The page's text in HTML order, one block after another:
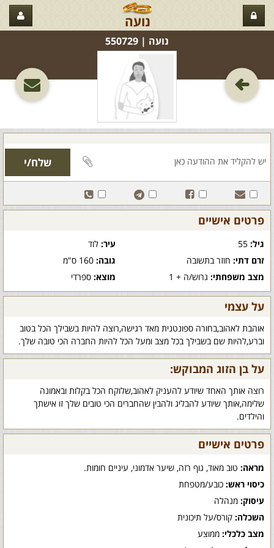
נועה
נועה‏ | 550729
פרטים אישיים
גיל: עיר:לוד
זרם דתי: חוזר בתשובה גובה:160 ס"מ
מצב משפחתי: גרוש/ה + 1 מוצא:ספרדי
על עצמי
אוהבת לאהוב,בחורה ספונטנית מאד רגישה,רוצה להיות בשבילך הכל בטוב
וברע,להיות שם בשבילך בכל מצב ומעל הכל להיות החברה הכי טובה שלך.
על בן הזוג המבוקש:
רוצה אותך האחד שיודע להעניק לאהוב,שלוקח הכל בקלות ובאמונה
שלימה,אותך שיודע להבליג ולהבין שהחברים הכי טובים שלך זו אישתך
והילדים.
פרטים אישיים
מראה: טוב מאוד, גוף רזה, שיער אדמוני, עיניים חומות.
כיסוי ראש: כובע/מטפחת
עיסוק: מנהלה
השכלה: קורס/על תיכונית
מצב כלכלי: ממוצע